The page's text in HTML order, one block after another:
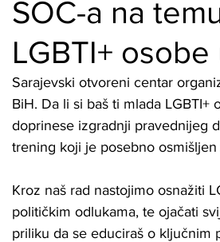
SOC-a na
LGBTI+ osobe
Sarajevski otvoreni centar
BiH. Da li si baš ti mlada
doprinese izgradnji pravednijeg
trening koji je posebno osmišljen
Kroz naš rad nastojimo osnažiti
političkim odlukama, te ojačati
priliku da se educiraš o ključnim